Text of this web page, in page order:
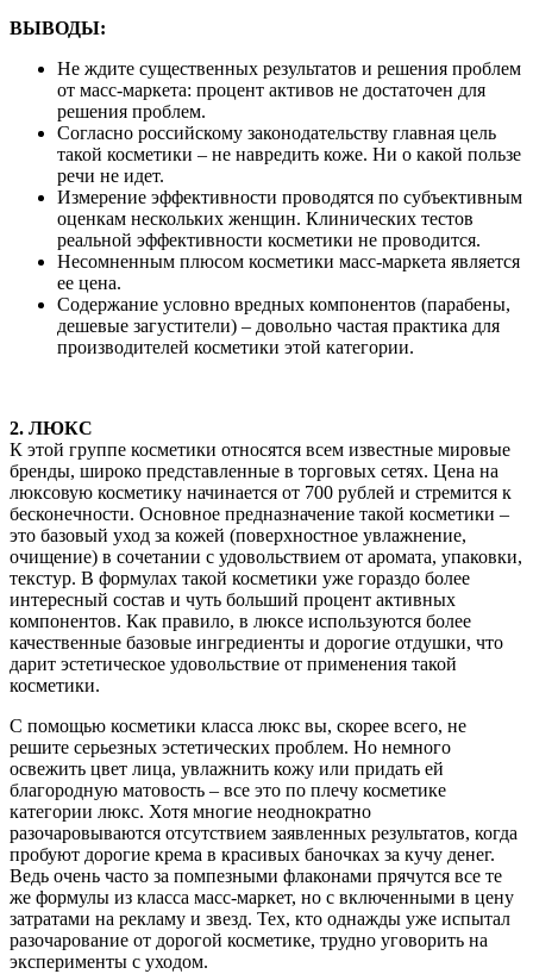
ВЫВОДЫ:
Не ждите существенных результатов и решения проблем
от масс-маркета: процент активов не достаточен для
решения проблем.
Согласно российскому законодательству главная цель
такой косметики – не навредить коже. Ни о какой пользе
речи не идет.
Измерение эффективности проводятся по субъективным
оценкам нескольких женщин. Клинических тестов
реальной эффективности косметики не проводится.
Несомненным плюсом косметики масс-маркета является
ее цена.
Содержание условно вредных компонентов (парабены,
дешевые загустители) – довольно частая практика для
производителей косметики этой категории.
2. ЛЮКС
К этой группе косметики относятся всем известные мировые
бренды, широко представленные в торговых сетях. Цена на
люксовую косметику начинается от 700 рублей и стремится к
бесконечности. Основное предназначение такой косметики –
это базовый уход за кожей (поверхностное увлажнение,
очищение) в сочетании с удовольствием от аромата, упаковки,
текстур. В формулах такой косметики уже гораздо более
интересный состав и чуть больший процент активных
компонентов. Как правило, в люксе используются более
качественные базовые ингредиенты и дорогие отдушки, что
дарит эстетическое удовольствие от применения такой
косметики.
С помощью косметики класса люкс вы, скорее всего, не
решите серьезных эстетических проблем. Но немного
освежить цвет лица, увлажнить кожу или придать ей
благородную матовость – все это по плечу косметике
категории люкс. Хотя многие неоднократно
разочаровываются отсутствием заявленных результатов, когда
пробуют дорогие крема в красивых баночках за кучу денег.
Ведь очень часто за помпезными флаконами прячутся все те
же формулы из класса масс-маркет, но с включенными в цену
затратами на рекламу и звезд. Тех, кто однажды уже испытал
разочарование от дорогой косметике, трудно уговорить на
эксперименты с уходом.